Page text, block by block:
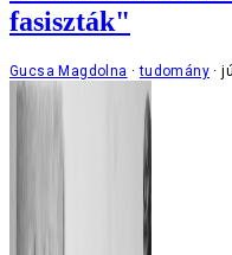
fasiszták"
Gucsa Magdolna tudomány